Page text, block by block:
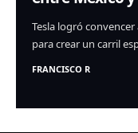
Tesla logró
para crear un carril
FRANCISCO R